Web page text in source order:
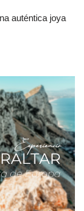
auténtica joya